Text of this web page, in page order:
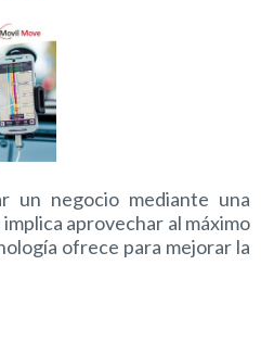
un negocio mediante una
aprovechar al máximo
ofrece para mejorar la